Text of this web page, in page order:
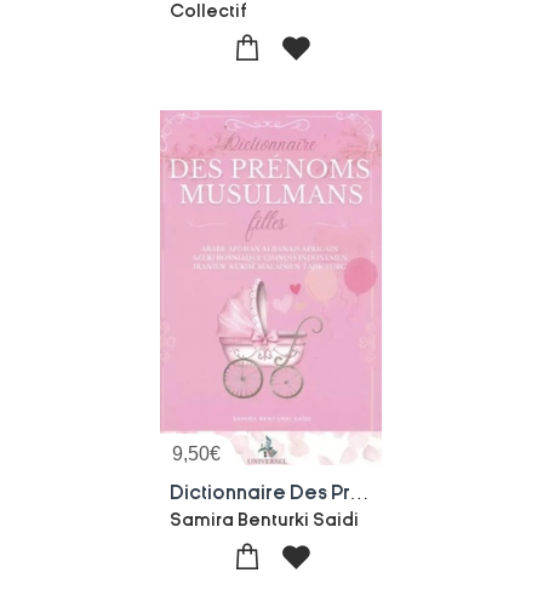
Collectif
9,50€
Samira Benturki Saidi